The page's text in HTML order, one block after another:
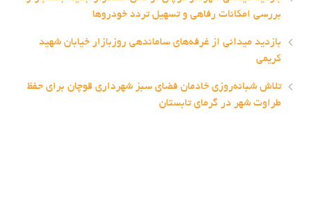
بررسی امکانات رفاهی و تسهیل تردد خودروها
بازدید میدانی از غرفه‌های ساماندهی روزبازار خیابان شهید
کریمی
تلاش شبانه‌روزی خادمان فضای سبز شهرداری قوچان برای حفظ
طراوت شهر در گرمای تابستان